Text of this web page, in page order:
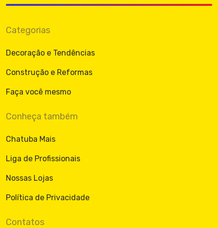
Categorias
Decoração e Tendências
Construção e Reformas
Faça você mesmo
Conheça também
Chatuba Mais
Liga de Profissionais
Nossas Lojas
Política de Privacidade
Contatos